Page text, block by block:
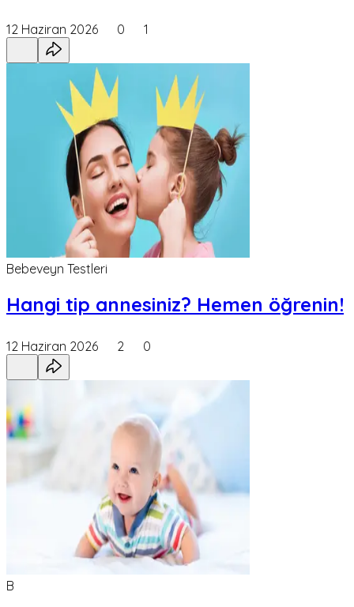
12 Haziran 2026 0 1
Bebeveyn Testleri
Hangi tip annesiniz? Hemen öğrenin!
12 Haziran 2026 2 0
B